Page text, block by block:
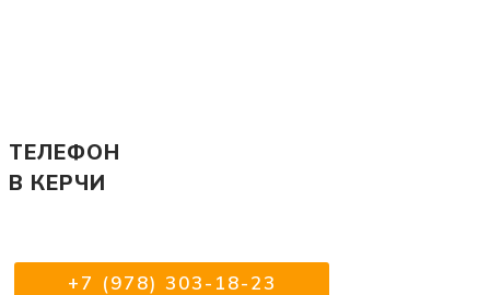
ТЕЛЕФОН
В КЕРЧИ
+7 (978) 303-18-23